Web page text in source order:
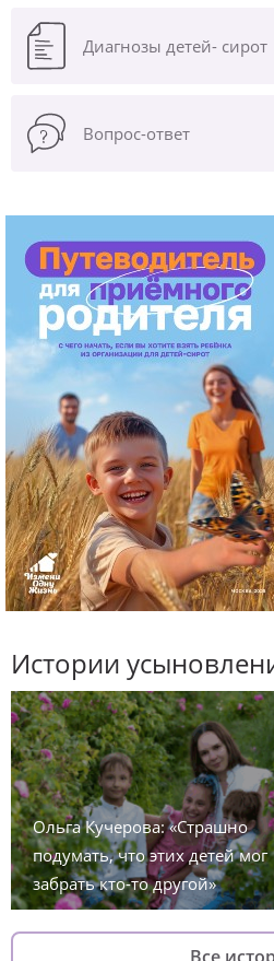
Диагнозы детей- сирот
Вопрос-ответ
Истории
Ольга Кучерова: «Страшно
подумать, что этих детей мог
забрать кто-то другой»